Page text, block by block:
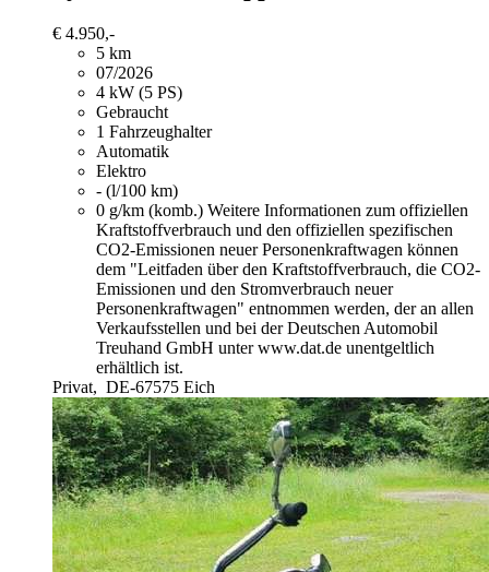
€ 4.950,-
5 km
07/2026
4 kW (5 PS)
Gebraucht
1 Fahrzeughalter
Automatik
Elektro
- (l/100 km)
0 g/km (komb.) Weitere Informationen zum offiziellen
Kraftstoffverbrauch und den offiziellen spezifischen
CO2-Emissionen neuer Personenkraftwagen können
dem "Leitfaden über den Kraftstoffverbrauch, die CO2-
Emissionen und den Stromverbrauch neuer
Personenkraftwagen" entnommen werden, der an allen
Verkaufsstellen und bei der Deutschen Automobil
Treuhand GmbH unter www.dat.de unentgeltlich
erhältlich ist.
Privat, DE-67575 Eich